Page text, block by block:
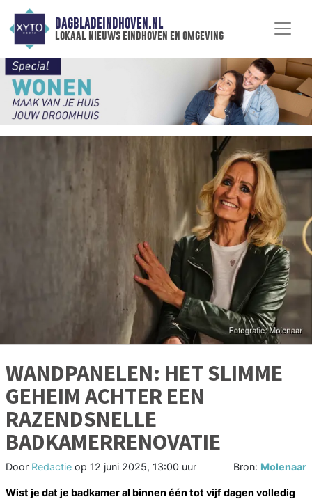
DAGBLADEINDHOVEN.NL
lokaal nieuws eindhoven en omgeving
WANDPANELEN: HET SLIMME
GEHEIM ACHTER EEN
RAZENDSNELLE
BADKAMERRENOVATIE
Door Redactie op 12 juni 2025, 13:00 uur Bron: Molenaar
Wist je dat je badkamer al binnen één tot vijf dagen volledig